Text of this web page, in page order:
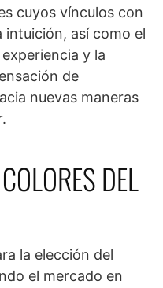
cuyos vínculos con
intuición, así como el
y la
de
nuevas maneras
DEL
la elección del
el mercado en